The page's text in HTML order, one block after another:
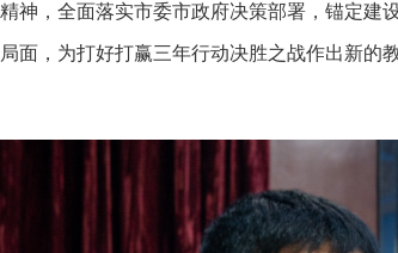
神，全面落实市委市政府决策部署，锚定建
面，为打好打赢三年行动决胜之战作出新的教